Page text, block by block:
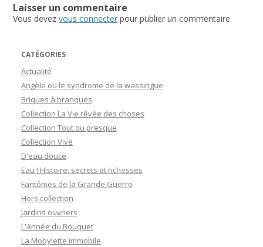
Laisser un commentaire
Vous devezvous connecter pour publier un commentaire.
CATÉGORIES
Actualité
Angèle ou le syndrome de la wassingue
Briques à branques
Collection La Vie rêvée des choses
Collection Tout ou presque
Collection Vive
D'eau douce
Eau ! Histoire, secrets et richesses
Fantômes de la Grande Guerre
Hors collection
Jardins ouvriers
L'Année du Bouquet
La Mobylette immobile